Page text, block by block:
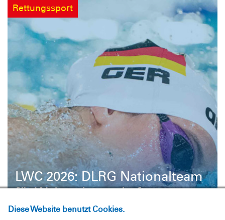
Rettungssport
LWC 2026: DLRG Nationalteam
für Weltmeisterschaften
nominiert
Diese Website benutzt Cookies.